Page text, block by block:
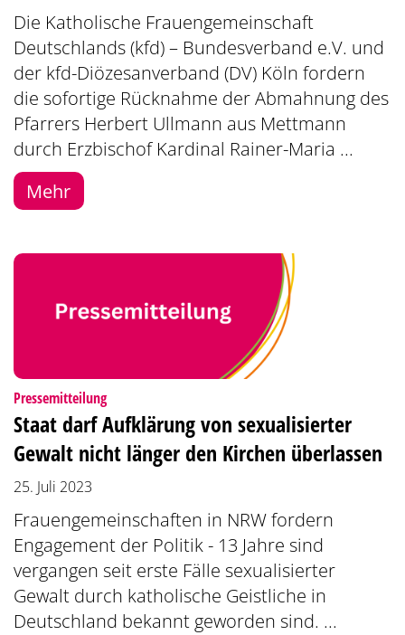
Die Katholische Frauengemeinschaft
Deutschlands (kfd) – Bundesverband e.V. und
der kfd-Diözesanverband (DV) Köln fordern
die sofortige Rücknahme der Abmahnung des
Pfarrers Herbert Ullmann aus Mettmann
durch Erzbischof Kardinal Rainer-Maria ...
Mehr
Pressemitteilung:
Staat darf Aufklärung von sexualisierter
Gewalt nicht länger den Kirchen überlassen
25. Juli 2023
Frauengemeinschaften in NRW fordern
Engagement der Politik - 13 Jahre sind
vergangen seit erste Fälle sexualisierter
Gewalt durch katholische Geistliche in
Deutschland bekannt geworden sind. ...